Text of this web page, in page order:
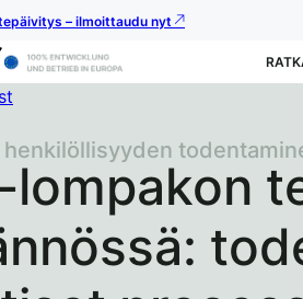
– ilmoittaudu nyt
lompakon
henkilöllisyyden